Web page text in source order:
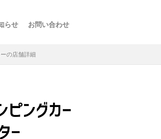
らせ お問い合わせ
の店舗詳細